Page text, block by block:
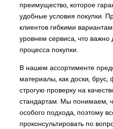
преимущество, которое
удобные условия покупки.
клиентов гибкими
уровнем сервиса, что
процесса покупки.
В нашем ассортименте
материалы, как доски,
строгую проверку на
стандартам. Мы понимаем,
особого подхода, поэтому
проконсультировать по